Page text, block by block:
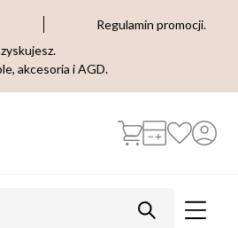
Regulamin promocji.
akcesoria i AGD.